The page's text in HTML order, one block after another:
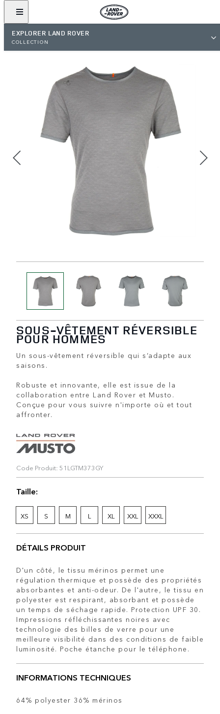
EXPLORER LAND ROVER
COLLECTION
SOUS-VÊTEMENT RÉVERSIBLE
POUR HOMMES
Un sous-vêtement réversible qui s’adapte aux
saisons.
Robuste et innovante, elle est issue de la
collaboration entre Land Rover et Musto.
Conçue pour vous suivre n'importe où et tout
affronter.
Code Produit: 51LGTM373GY
Taille:
XS S M L XL XXL XXXL
DÉTAILS PRODUIT
D'un côté, le tissu mérinos permet une
régulation thermique et possède des propriétés
absorbantes et anti-odeur. De l'autre, le tissu en
polyester est respirant, absorbant et possède
un temps de séchage rapide. Protection UPF 30.
Impressions réfléchissantes noires avec
technologie des billes de verre pour une
meilleure visibilité dans des conditions de faible
luminosité. Poche étanche pour le téléphone.
INFORMATIONS TECHNIQUES
64% polyester 36% mérinos